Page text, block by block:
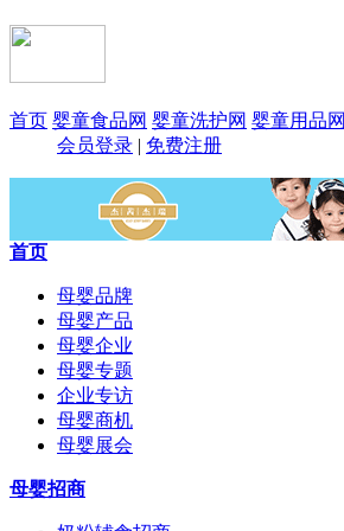
首页 婴童食品网 婴童洗护网 婴童用品网
会员登录 | 免费注册
首页
母婴品牌
母婴产品
母婴企业
母婴专题
企业专访
母婴商机
母婴展会
母婴招商